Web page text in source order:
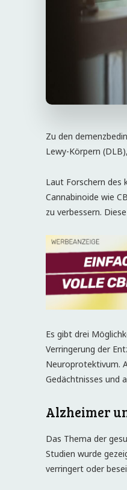
Zu den
Lewy-Körpern
Laut Forschern des
Cannabinoide wie
zu verbessern.
Es gibt drei
Verringerung der
Neuroprotektivum.
Gedächtnisses und
Alzheimer
Das Thema der
Studien wurde
verringert oder